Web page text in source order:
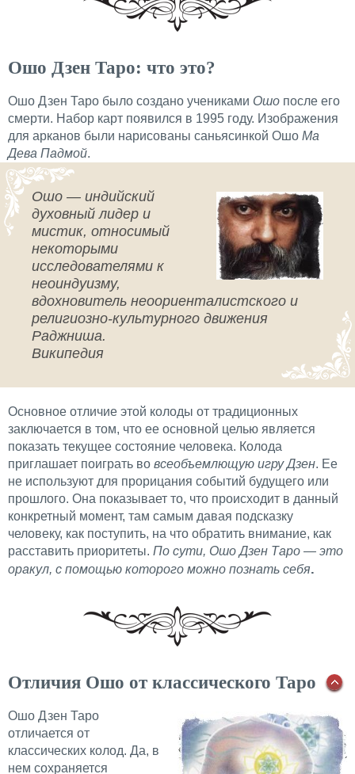
Ошо Дзен Таро: что это?
Ошо Дзен Таро было создано учениками Ошо после его
смерти. Набор карт появился в 1995 году. Изображения
для арканов были нарисованы саньясинкой Ошо Ма
Дева Падмой.
Ошо — индийский
духовный лидер и
мистик, относимый
некоторыми
исследователями к
неоиндуизму,
вдохновитель неоориенталистского и
религиозно-культурного движения
Раджниша.
Википедия
Основное отличие этой колоды от традиционных
заключается в том, что ее основной целью является
показать текущее состояние человека. Колода
приглашает поиграть во всеобъемлющую игру Дзен. Ее
не используют для прорицания событий будущего или
прошлого. Она показывает то, что происходит в данный
конкретный момент, там самым давая подсказку
человеку, как поступить, на что обратить внимание, как
расставить приоритеты. По сути, Ошо Дзен Таро — это
оракул, с помощью которого можно познать себя.
Отличия Ошо от классического Таро
Ошо Дзен Таро
отличается от
классических колод. Да, в
нем сохраняется